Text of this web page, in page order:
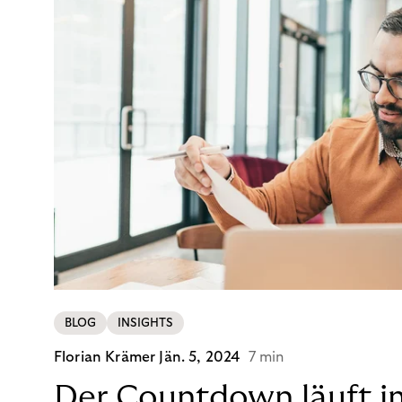
BLOG INSIGHTS
Florian Krämer Jän. 5, 2024 7 min